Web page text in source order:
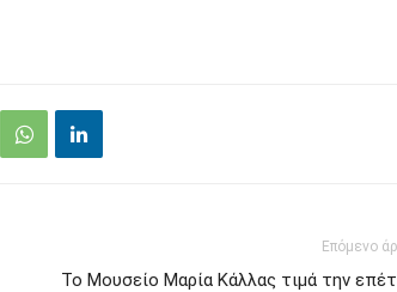
Επόμενο
Το Μουσείο Μαρία Κάλλας τιμά την